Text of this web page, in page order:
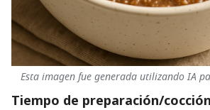
Esta imagen fue generada utilizando IA
Tiempo de preparación/